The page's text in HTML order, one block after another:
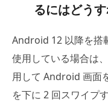
るにはどう
Android 12 以降を搭
使用している場合は
用して Android 画面
を下に 2 回スワイプ